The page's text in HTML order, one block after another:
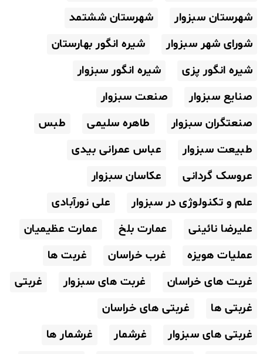
شهرستان سبزوار
شهرستان ششتمد
شورای شهر سبزوار
شیره انگور بهارستان
شیره انگور پزی
شیره انگور سبزوار
صنایع سبزوار
صنعت سبزوار
صنعتگران سبزوار
طاهره سلیمی
طبس
طبیعت سبزوار
عباس عمرانی بیدی
عروسک گردانی
عکاسان سبزوار
علم و تکنولوژی در سبزوار
علی نورآبادی
علیرضا نائینی
عمارت بلخ
عمارت عظیمیان
عملیات هویزه
غرب خراسان
غربت ها
غربت های خراسان
غربت های سبزوار
غربتی
غربتی ها
غربتی های خراسان
غربتی های سبزوار
غرشمار
غرشمار ها